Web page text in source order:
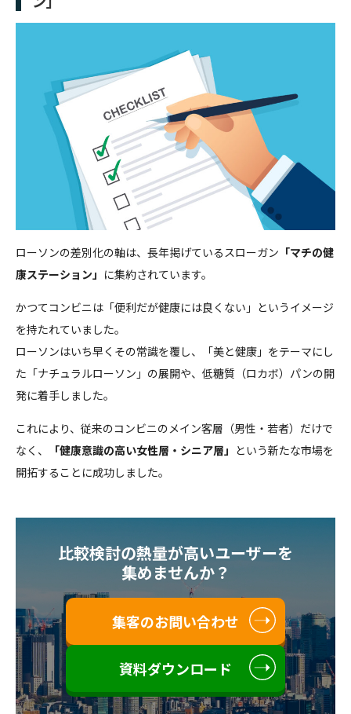
ローソンの差別化の軸は、長年掲げているスローガン 「マチの健
康ステーション」 に集約されています。
かつてコンビニは「便利だが健康には良くない」というイメージ
を持たれていました。
ローソンはいち早くその常識を覆し、「美と健康」をテーマにし
た「ナチュラルローソン」の展開や、低糖質（ロカボ）パンの開
発に着手しました。
これにより、従来のコンビニのメイン客層（男性・若者）だけで
なく、
「健康意識の高い女性層・シニア層」 という新たな市場を
開拓することに成功しました。
比較検討の熱量が高いユーザーを
集めませんか？
集客のお問い合わせ
資料ダウンロード